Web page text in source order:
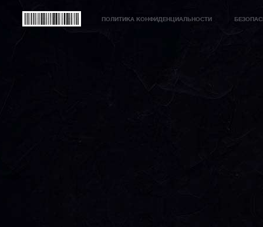
ПОЛИТИКА КОНФИДЕНЦИАЛЬНОСТИ